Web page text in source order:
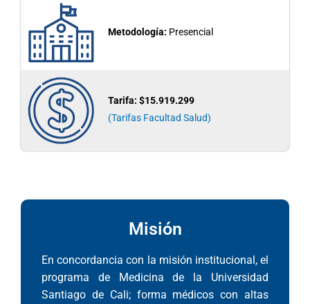
Metodología: Presencial
Tarifa: $15.919.299
(Tarifas Facultad Salud)
Misión
En concordancia con la misión institucional, el
programa de Medicina de la Universidad
Santiago de Cali; forma médicos con altas